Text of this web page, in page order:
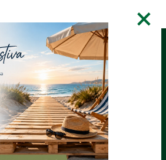
CREA CERTIFICATI
PICCOLI FORMATI
×